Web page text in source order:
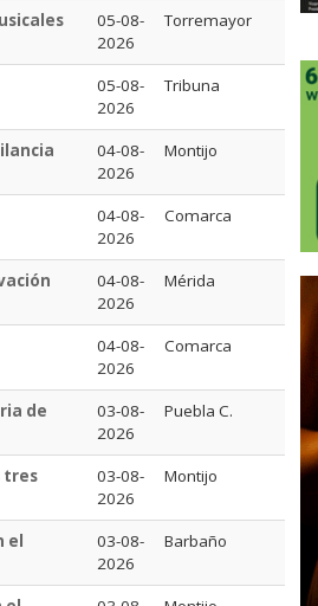
05-08-
2026
Torremayor
05-08-
2026
Tribuna
04-08-
2026
Montijo
04-08-
2026
Comarca
04-08-
2026
Mérida
04-08-
2026
Comarca
de
03-08-
2026
Puebla C.
tres
03-08-
2026
Montijo
el
03-08-
2026
Barbaño